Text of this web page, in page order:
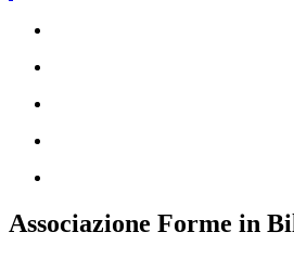
Associazione Forme in